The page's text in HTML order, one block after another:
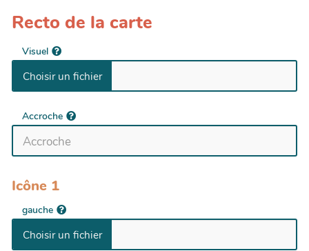
Recto de la carte
Visuel
Accroche
Icône 1
gauche